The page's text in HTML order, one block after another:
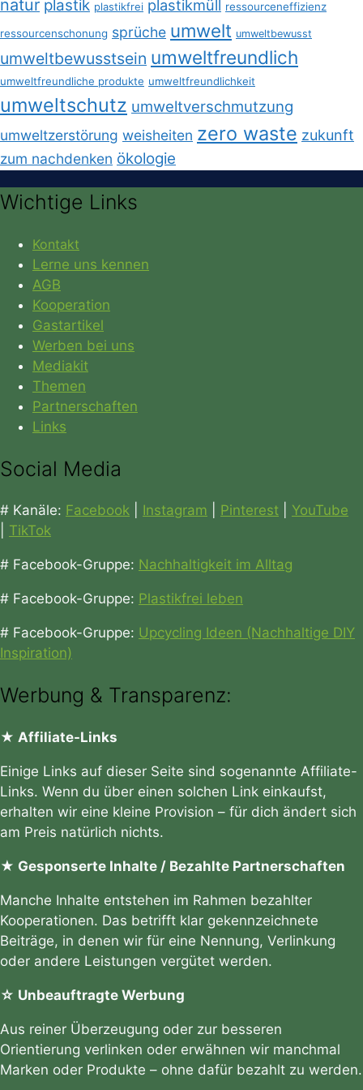
natur plastik plastikfrei plastikmüll ressourceneffizienz
ressourcenschonung sprüche umwelt umweltbewusst
umweltbewusstsein umweltfreundlich
umweltfreundliche produkte umweltfreundlichkeit
umweltschutz umweltverschmutzung
umweltzerstörung weisheiten zero waste zukunft
zum nachdenken ökologie
Wichtige Links
Kontakt
Lerne uns kennen
AGB
Kooperation
Gastartikel
Werben bei uns
Mediakit
Themen
Partnerschaften
Links
Social Media
# Kanäle: Facebook Instagram Pinterest
YouTube
TikTok
# Facebook-Gruppe: Nachhaltigkeit im Alltag
# Facebook-Gruppe: Plastikfrei leben
# Facebook-Gruppe: Upcycling Ideen (Nachhaltige DIY
Inspiration)
Werbung & Transparenz:
★ Affiliate-Links
Einige Links auf dieser Seite sind sogenannte Affiliate-
Links. Wenn du über einen solchen Link einkaufst,
erhalten wir eine kleine Provision – für dich ändert sich
am Preis natürlich nichts.
★ Gesponserte Inhalte / Bezahlte Partnerschaften
Manche Inhalte entstehen im Rahmen bezahlter
Kooperationen. Das betrifft klar gekennzeichnete
Beiträge, in denen wir für eine Nennung, Verlinkung
oder andere Leistungen vergütet werden.
☆ Unbeauftragte Werbung
Aus reiner Überzeugung oder zur besseren
Orientierung verlinken oder erwähnen wir manchmal
Marken oder Produkte – ohne dafür bezahlt zu werden.